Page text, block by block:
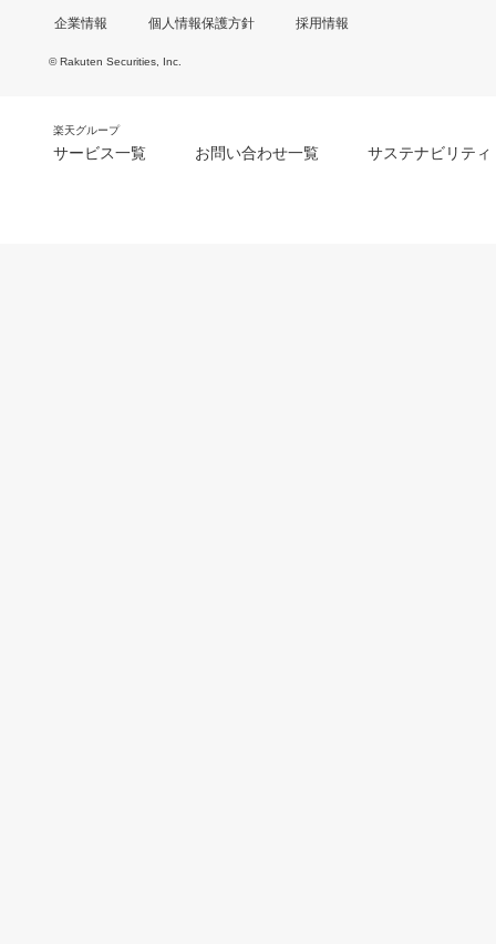
企業情報 個人情報保護方針 採用情報
© Rakuten Securities, Inc.
楽天グループ
サービス一覧 お問い合わせ一覧 サステナビリティ